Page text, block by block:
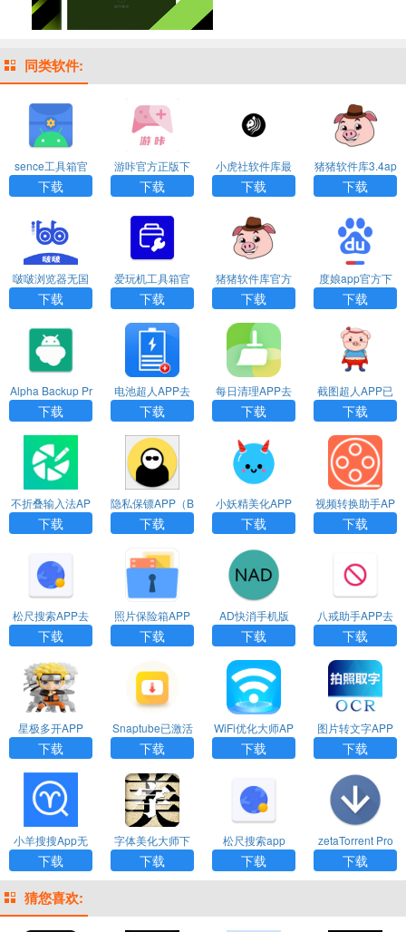
同类软件:
sence工具箱官
方版下载
下载
游咔官方正版下
载
下载
小虎社软件库最
新版本
下载
猪猪软件库3.4ap
k
下载
啵啵浏览器无国
界全球通最新版
下载
爱玩机工具箱官
网版下载
下载
猪猪软件库官方
版下载
下载
度娘app官方下
载
下载
Alpha Backup Pr
o专业免费版
下载
电池超人APP去
广告纯净版
下载
每日清理APP去
广告版
下载
截图超人APP已
激活高级功能免
费版
下载
不折叠输入法AP
PVIP会员免费版
下载
隐私保镖APP（B
ouncer）
下载
小妖精美化APP
去广告版
下载
视频转换助手AP
P免费免费版
下载
松尺搜索APP去
除所有限制免费
版
下载
照片保险箱APP
（GalleryVault）
下载
AD快消手机版
下载
八戒助手APP去
广告官方版
下载
星极多开APP
（Multiapps）
下载
Snaptube已激活
VIP会员免费版
下载
WiFi优化大师AP
P免广告版
下载
图片转文字APP
激活高级功能免
费版
下载
小羊搜搜App无
限搜索免费版
下载
字体美化大师下
载安装免费版
下载
松尺搜索app
下载
zetaTorrent Pro
app
下载
猜您喜欢: